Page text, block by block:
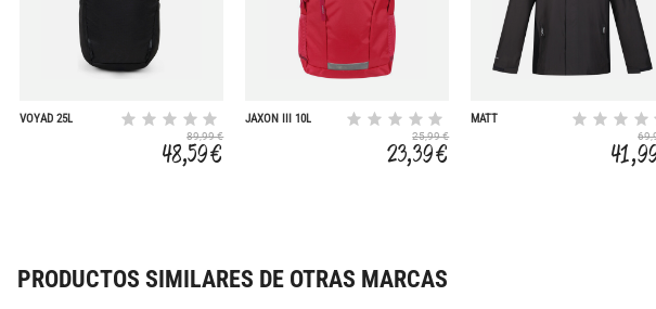
VOYAD 25L
89,99 €
48,59 €
JAXON III 10L
25,99 €
23,39 €
MATT
PRODUCTOS SIMILARES DE OTRAS MARCAS